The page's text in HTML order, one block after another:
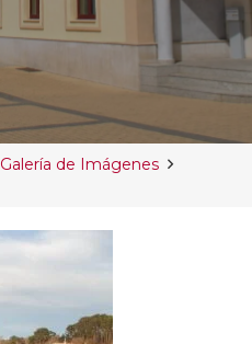
Galería de Imágenes